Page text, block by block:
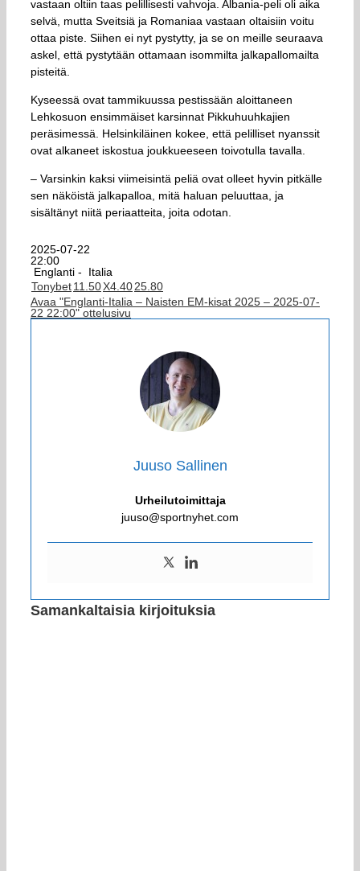
vastaan oltiin taas pelillisesti vahvoja. Albania-peli oli aika
selvä, mutta Sveitsiä ja Romaniaa vastaan oltaisiin voitu
ottaa piste. Siihen ei nyt pystytty, ja se on meille seuraava
askel, että pystytään ottamaan isommilta jalkapallomailta
pisteitä.
Kyseessä ovat tammikuussa pestissään aloittaneen
Lehkosuon ensimmäiset karsinnat Pikkuhuuhkajien
peräsimessä. Helsinkiläinen kokee, että pelilliset nyanssit
ovat alkaneet iskostua joukkueeseen toivotulla tavalla.
– Varsinkin kaksi viimeisintä peliä ovat olleet hyvin pitkälle
sen näköistä jalkapalloa, mitä haluan peluuttaa, ja
sisältänyt niitä periaatteita, joita odotan.
2025-07-22
22:00
Englanti -
Italia
Tonybet11.50X4.4025.80
Avaa "Englanti-Italia – Naisten EM-kisat 2025 – 2025-07-
22 22:00" ottelusivu
Juuso Sallinen
Urheilutoimittaja
juuso@sportnyhet.com
Samankaltaisia kirjoituksia